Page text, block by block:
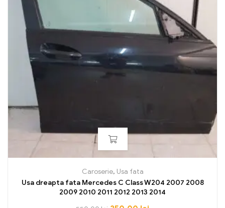
Caroserie, Usa fata
Usa dreapta fata Mercedes C Class W204 2007 2008
2009 2010 2011 2012 2013 2014